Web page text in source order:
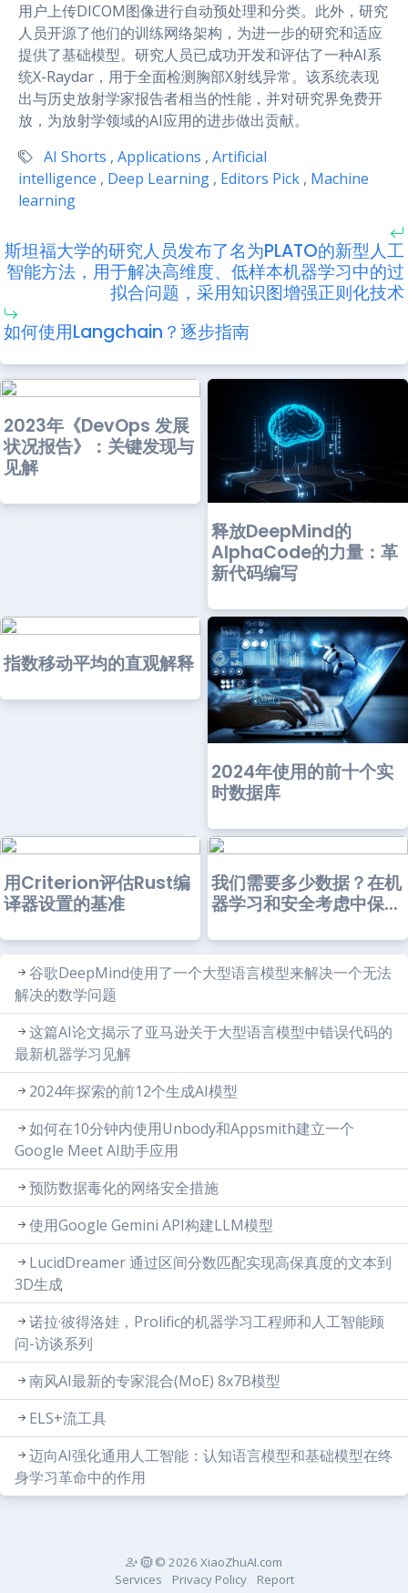
用户上传DICOM图像进行自动预处理和分类。此外，研究
人员开源了他们的训练网络架构，为进一步的研究和适应
提供了基础模型。研究人员已成功开发和评估了一种AI系
统X-Raydar，用于全面检测胸部X射线异常。该系统表现
出与历史放射学家报告者相当的性能，并对研究界免费开
放，为放射学领域的AI应用的进步做出贡献。
AI Shorts , Applications , Artificial
intelligence , Deep Learning , Editors Pick , Machine
learning
斯坦福大学的研究人员发布了名为PLATO的新型人工
智能方法，用于解决高维度、低样本机器学习中的过
拟合问题，采用知识图增强正则化技术
如何使用Langchain？逐步指南
2023年《DevOps 发展
状况报告》：关键发现与
见解
释放DeepMind的
AlphaCode的力量：革
新代码编写
指数移动平均的直观解释
2024年使用的前十个实
时数据库
用Criterion评估Rust编
译器设置的基准
我们需要多少数据？在机
器学习和安全考虑中保...
谷歌DeepMind使用了一个大型语言模型来解决一个无法
解决的数学问题
这篇AI论文揭示了亚马逊关于大型语言模型中错误代码的
最新机器学习见解
2024年探索的前12个生成AI模型
如何在10分钟内使用Unbody和Appsmith建立一个
Google Meet AI助手应用
预防数据毒化的网络安全措施
使用Google Gemini API构建LLM模型
LucidDreamer 通过区间分数匹配实现高保真度的文本到
3D生成
诺拉·彼得洛娃，Prolific的机器学习工程师和人工智能顾
问-访谈系列
南风AI最新的专家混合(MoE) 8x7B模型
ELS+流工具
迈向AI强化通用人工智能：认知语言模型和基础模型在终
身学习革命中的作用
© 2026 XiaoZhuAI.com
Services
Privacy Policy Report